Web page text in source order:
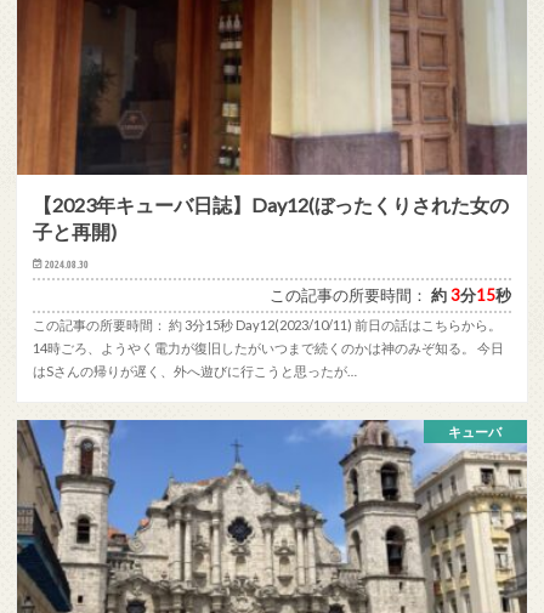
【2023年キューバ日誌】Day12(ぼったくりされた女の
子と再開)
2024.08.30
この記事の所要時間：約3分15秒
この記事の所要時間： 約 3分15秒 Day12(2023/10/11) 前日の話はこちらから。
14時ごろ、ようやく電力が復旧したがいつまで続くのかは神のみぞ知る。 今日
はSさんの帰りが遅く、外へ遊びに行こうと思ったが…
キューバ